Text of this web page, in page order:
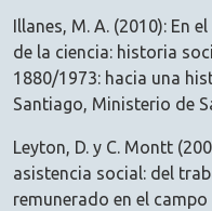
Illanes, M. A. (2010): En
de la ciencia: historia
1880/1973: hacia una
Santiago, Ministerio de
Leyton, D. y C. Montt
asistencia social: del
remunerado en el